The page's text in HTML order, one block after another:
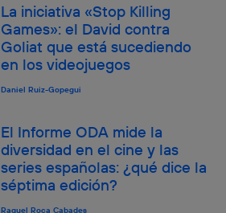
La iniciativa «Stop Killing
Games»: el David contra
Goliat que está sucediendo
en los videojuegos
Daniel Ruiz-Gopegui
El Informe ODA mide la
diversidad en el cine y las
series españolas: ¿qué dice la
séptima edición?
Raquel Roca Cabades